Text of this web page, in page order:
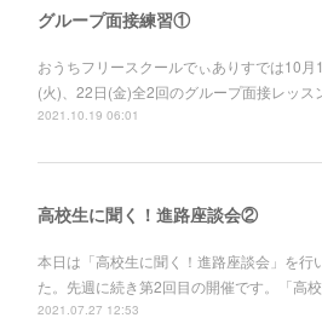
グループ面接練習①
おうちフリースクールでぃありすでは10月
(火)、22日(金)全2回のグループ面接レッス
2021.10.19 06:01
高校生に聞く！進路座談会②
本日は「高校生に聞く！進路座談会」を行
た。先週に続き第2回目の開催です。「高校
2021.07.27 12:53